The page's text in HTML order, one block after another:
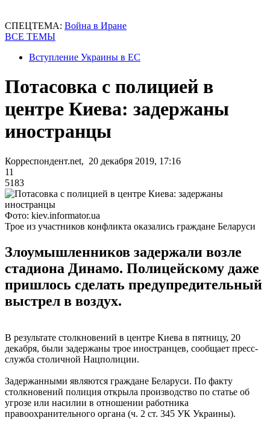
СПЕЦТЕМА: Война в Иране
ВСЕ ТЕМЫ
Вступление Украины в ЕС
Потасовка с полицией в
центре Киева: задержаны
иностранцы
Корреспондент.net, 20 декабря 2019, 17:16
11
5183
Фото: kiev.informator.ua
Трое из участников конфликта оказались граждане Беларуси
Злоумышленников задержали возле
стадиона Динамо. Полицейскому даже
пришлось сделать предупредительный
выстрел в воздух.
В результате столкновений в центре Киева в пятницу, 20
декабря, были задержаны трое иностранцев, сообщает пресс-
служба столичной Нацполиции.
Задержанными являются граждане Беларуси. По факту
столкновений полиция открыла производство по статье об
угрозе или насилии в отношении работника
правоохранительного органа (ч. 2 ст. 345 УК Украины).